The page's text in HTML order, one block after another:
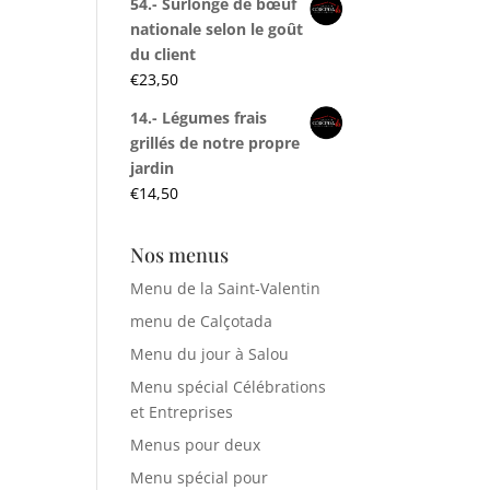
nationale selon le goût
du client
€23,50
14.- Légumes frais
grillés de notre propre
jardin
€14,50
Nos menus
Menu de la Saint-Valentin
menu de Calçotada
Menu du jour à Salou
Menu spécial Célébrations
et Entreprises
Menus pour deux
Menu spécial pour